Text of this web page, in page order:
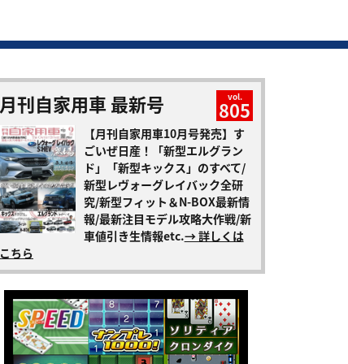
月刊自家用車 最新号 vol.
805
【月刊自家用車10月号発売】す
ごいぜ日産！「新型エルグラン
ド」「新型キックス」のすべて/
新型レヴォーグレイバック全研
究/新型フィット＆N-BOX最新情
報/最新注目モデル攻略大作戦/新
車値引き生情報etc.→ 詳しくは
こちら